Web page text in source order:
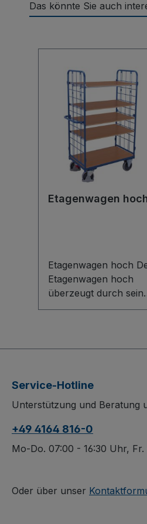
Das könnte Sie auch
Etagenwagen
Etagenwagen hoch
Etagenwagen hoch
überzeugt durch sein
flexibles Baukasten-
und verschraubten,
Holzwerkstoff-Böden,
optional variabel
Einlegeböden im 120-
mm-Raster und
und Sicherheit. Die
Service-Hotline
Unterstützung und Beratung
+49 4164 816-0
Mo-Do. 07:00 - 16:30 Uhr,
Oder über unser